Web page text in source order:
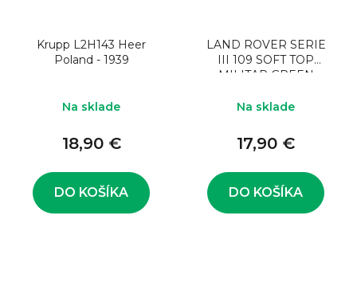
Krupp L2H143 Heer
Poland - 1939
Na sklade
18,90 €
DO KOŠÍKA
LAND ROVER SERIE
III 109 SOFT TOP
MILITAR GREEN
Na sklade
17,90 €
DO KOŠÍKA